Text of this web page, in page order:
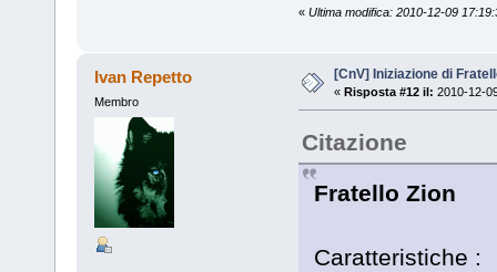
« Ultima modifica: 2010-12-09
Ivan Repetto
Membro
[CnV] Iniziazione di
« Risposta #12 il: 2010-12-
Citazione
Fratello Zion
Caratteristiche :